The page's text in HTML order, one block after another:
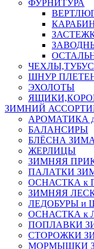
ФУРНИТУРА
ШНУР
ЭХОЛОТЫ
ЗИМНИЙ
АРОМАТИКА
БАЛАНСИРЫ
БЛЁСНА ЗИМА
ЖЕРЛИЦЫ
ЗИМНЯЯ
ПАЛАТКИ
ОСНАСТКА к
ЗИМНЯЯ
ЛЕДОБУРЫ и
ОСНАСТКА к
ПОПЛАВКИ
СТОРОЖКИ
МОРМЫШКИ